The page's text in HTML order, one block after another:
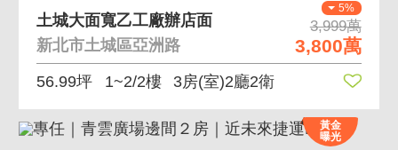
5%
3,999萬
3,800萬
土城大面寬乙工廠辦店面
新北市土城區亞洲路
56.99坪 1~2/2樓 3房(室)2廳2衛
黃金
曝光